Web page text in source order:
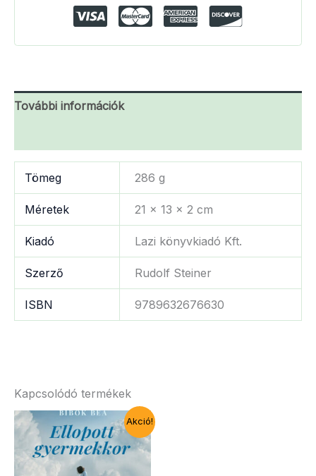
További információk
Tömeg 286 g
Méretek 21 × 13 × 2 cm
Kiadó Lazi könyvkiadó Kft.
Szerző Rudolf Steiner
ISBN 9789632676630
Kapcsolódó termékek
Akció!